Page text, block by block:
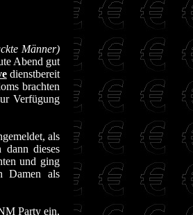
Männer)
Abend gut
dienstbereit
brachten
Verfügung
als
dieses
und ging
Damen als
Party ein,